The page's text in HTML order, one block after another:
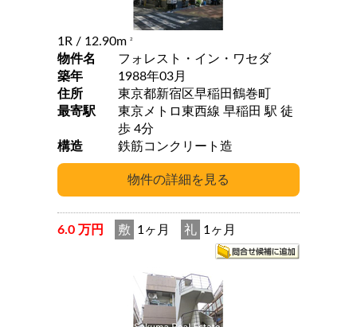
1R / 12.90m 2
物件名
フォレスト・イン・ワセダ
築年
1988年03月
住所
東京都新宿区早稲田鶴巻町
最寄駅
東京メトロ東西線 早稲田 駅 徒
歩 4分
構造
鉄筋コンクリート造
6.0 万円 敷 1ヶ月 礼 1ヶ月